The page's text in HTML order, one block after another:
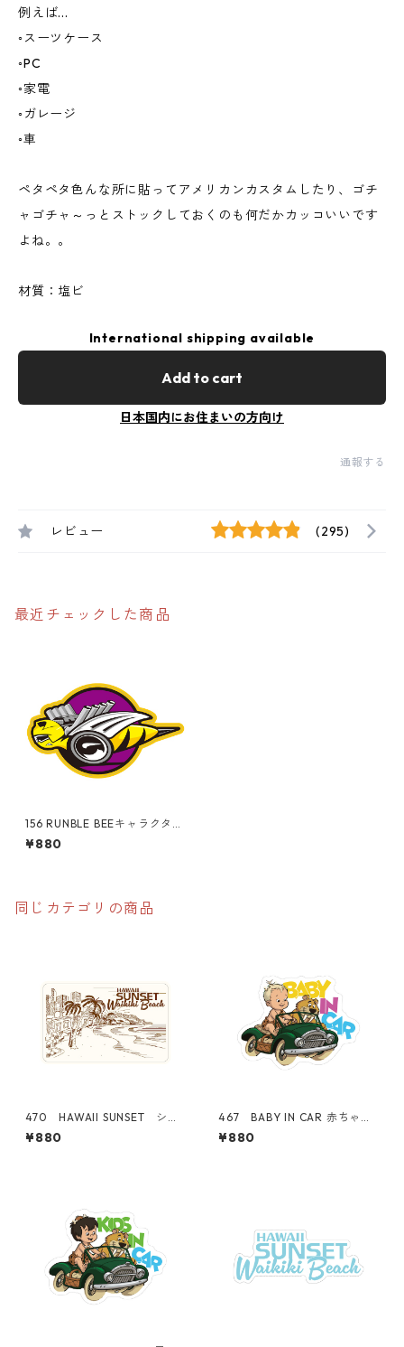
例えば...
◦スーツケース
◦PC
◦家電
◦ガレージ
◦車
ペタペタ色んな所に貼ってアメリカンカスタムしたり、ゴチ
ャゴチャ～っとストックしておくのも何だかカッコいいです
よね。。
材質：塩ビ
International shipping available
Add to cart
日本国内にお住まいの方向け
通報する
レビュー (295)
最近チェックした商品
156 RUNBLE BEEキャラクター
"California Market Cente
r" アメリカンステッカー ス
¥880
同じカテゴリの商品
470 HAWAII SUNSET シリ
ーズ！ WAIKIKI BEACH "C
alifornia Market Center"
¥880
467 BABY IN CAR 赤ちゃ
ん "California Market Cent
er" アメリカンステッカー
¥880